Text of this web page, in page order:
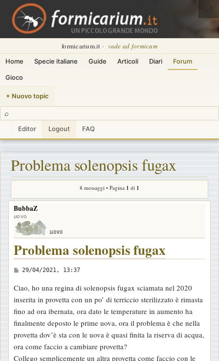
formicarium.it · vade ad formicam
Home Specie italiane Guide Articoli Diari Forum
Gioco
+ Nuovo topic
⌕
Editor Logout FAQ
🌙
Problema solenopsis fugax
8 messaggi • Pagina 1 di 1
BubbaZ
uovo
Problema solenopsis fugax
M
s
s
a
g
g
i
29/04/2021, 13:37
Ciao, ho una regina di solenopsis fugax sciamata nel 2020
inserita in provetta con un po’ di terriccio sterilizzato è rimasta
fino ad ora ibernata, ora dato le temperature in aumento ha
finalmente deposto le prime uova, ora il problema è che nella
provetta dov’è sta con le uova è quasi finita la riserva di acqua,
ora come faccio a cambiare provetta?
Collego semplicemente un altra provetta come faccio con le